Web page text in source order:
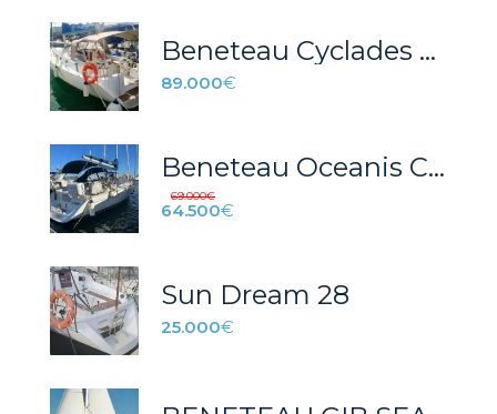
Beneteau Cyclades 43
89.000€
Beneteau Oceanis Clipper 343
69.000€
64.500€
Sun Dream 28
25.000€